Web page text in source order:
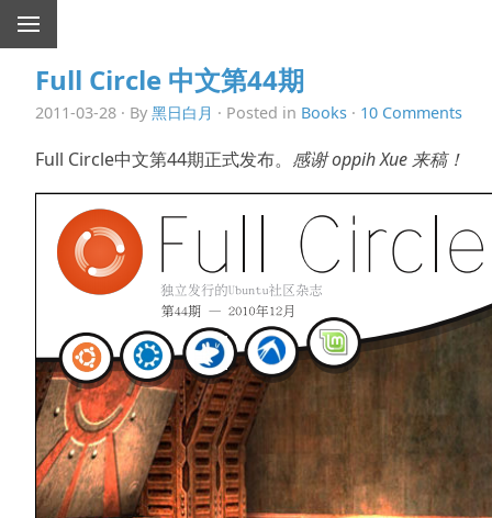
Full Circle 中文第44期
2011-03-28 · By 黑日白月 · Posted in Books · 10 Comments
Full Circle中文第44期正式发布。 感谢 oppih Xue 来稿！